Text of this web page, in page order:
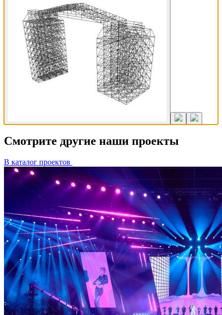
Смотрите другие наши проекты
В каталог проектов